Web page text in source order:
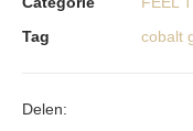
Tag
cobalt
Delen: